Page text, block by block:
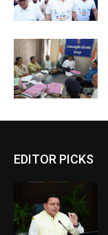
EDITOR PICKS